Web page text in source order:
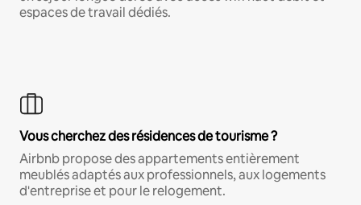
espaces de travail dédiés.
Vous cherchez des résidences de tourisme ?
Airbnb propose des appartements entièrement
meublés adaptés aux professionnels, aux logements
d'entreprise et pour le relogement.